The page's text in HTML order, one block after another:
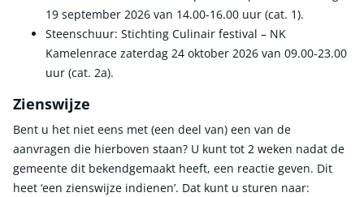
19 september 2026 van 14.00-16.00 uur (cat. 1).
Steenschuur: Stichting Culinair festival – NK
Kamelenrace zaterdag 24 oktober 2026 van 09.00-23.00
uur (cat. 2a).
Zienswijze
Bent u het niet eens met (een deel van) een van de
aanvragen die hierboven staan? U kunt tot 2 weken nadat de
gemeente dit bekendgemaakt heeft, een reactie geven. Dit
heet ‘een zienswijze indienen’. Dat kunt u sturen naar: